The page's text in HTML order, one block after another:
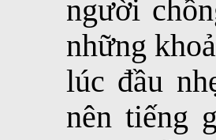
người
những
lúc đầu
nên tiếng